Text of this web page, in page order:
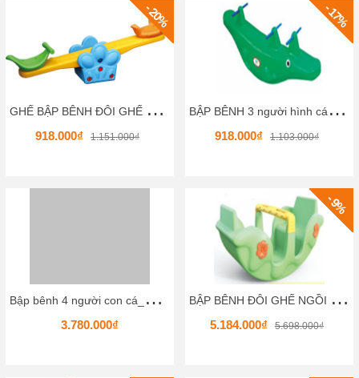
- 20%
G
HẾ BẬP BÊNH ĐÔI GHẾ NGỒI 02- HKCBB1-5
918.000₫ 1.151.000₫
- 17%
B
ẬP BÊNH 3 người hình cá sấu 02 HKCBB1-4
918.000₫ 1.103.000₫
B
ập bênh 4 người con cá_YQ343607 HKCBB1-3
3.780.000₫
- 9%
B
ẬP BÊNH ĐÔI GHẾ NGỒI 01- HKCBB1-2
5.184.000₫ 5.698.000₫